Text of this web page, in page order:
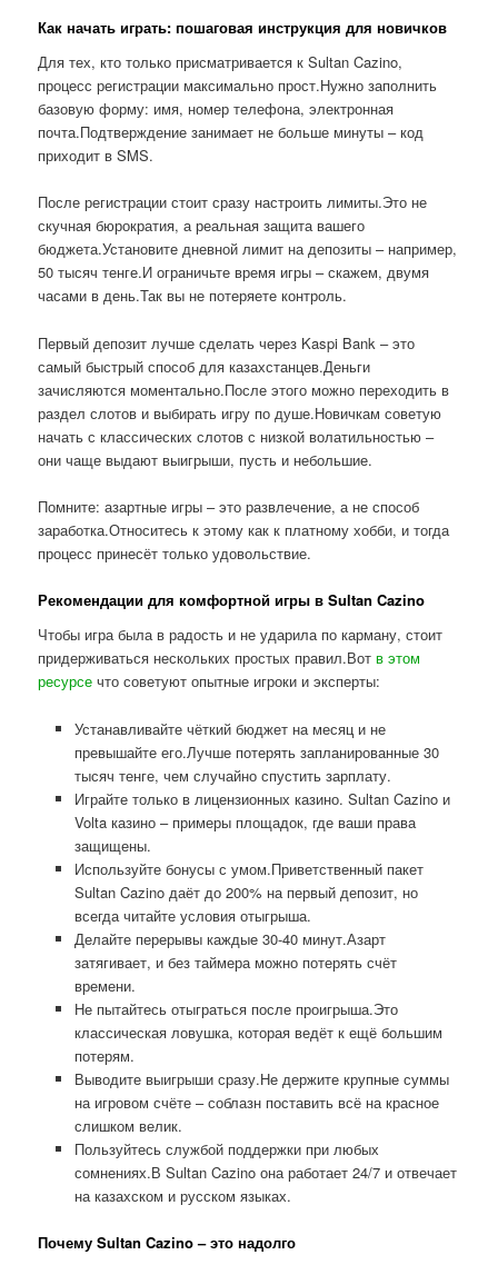
Как начать играть: пошаговая инструкция для новичков
Для тех, кто только присматривается к Sultan Cazino,
процесс регистрации максимально прост.Нужно заполнить
базовую форму: имя, номер телефона, электронная
почта.Подтверждение занимает не больше минуты – код
приходит в SMS.
После регистрации стоит сразу настроить лимиты.Это не
скучная бюрократия, а реальная защита вашего
бюджета.Установите дневной лимит на депозиты – например,
50 тысяч тенге.И ограничьте время игры – скажем, двумя
часами в день.Так вы не потеряете контроль.
Первый депозит лучше сделать через Kaspi Bank – это
самый быстрый способ для казахстанцев.Деньги
зачисляются моментально.После этого можно переходить в
раздел слотов и выбирать игру по душе.Новичкам советую
начать с классических слотов с низкой волатильностью –
они чаще выдают выигрыши, пусть и небольшие.
Помните: азартные игры – это развлечение, а не способ
заработка.Относитесь к этому как к платному хобби, и тогда
процесс принесёт только удовольствие.
Рекомендации для комфортной игры в Sultan Cazino
Чтобы игра была в радость и не ударила по карману, стоит
придерживаться нескольких простых правил.Вотв этом
ресурсе что советуют опытные игроки и эксперты:
Устанавливайте чёткий бюджет на месяц и не
превышайте его.Лучше потерять запланированные 30
тысяч тенге, чем случайно спустить зарплату.
Играйте только в лицензионных казино. Sultan Cazino и
Volta казино – примеры площадок, где ваши права
защищены.
Используйте бонусы с умом.Приветственный пакет
Sultan Cazino даёт до 200% на первый депозит, но
всегда читайте условия отыгрыша.
Делайте перерывы каждые 30-40 минут.Азарт
затягивает, и без таймера можно потерять счёт
времени.
Не пытайтесь отыграться после проигрыша.Это
классическая ловушка, которая ведёт к ещё большим
потерям.
Выводите выигрыши сразу.Не держите крупные суммы
на игровом счёте – соблазн поставить всё на красное
слишком велик.
Пользуйтесь службой поддержки при любых
сомнениях.В Sultan Cazino она работает 24/7 и отвечает
на казахском и русском языках.
Почему Sultan Cazino – это надолго